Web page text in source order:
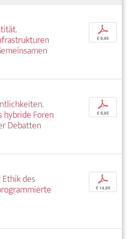
p
€ 9,95
Foren
Debatten
p
€ 9,95
des
p
€ 14,95